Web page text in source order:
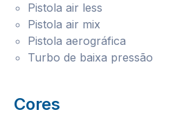
Pistola air less
Pistola air mix
Pistola aerográfica
Turbo de baixa pressão
Cores